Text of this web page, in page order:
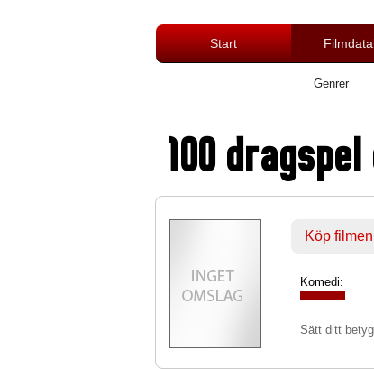
Start
Genrer
100
Köp
Komedi:
Sätt ditt